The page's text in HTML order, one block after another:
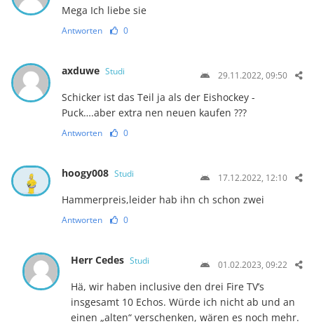
Mega Ich liebe sie
Antworten 0
axduwe Studi 29.11.2022, 09:50
Schicker ist das Teil ja als der Eishockey -
Puck….aber extra nen neuen kaufen ???
Antworten 0
hoogy008 Studi 17.12.2022, 12:10
Hammerpreis,leider hab ihn ch schon zwei
Antworten 0
Herr Cedes Studi 01.02.2023, 09:22
Hä, wir haben inclusive den drei Fire TV’s
insgesamt 10 Echos. Würde ich nicht ab und an
einen „alten“ verschenken, wären es noch mehr.